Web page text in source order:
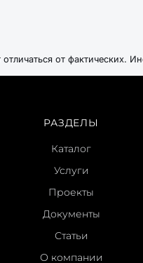
от фактических.
РАЗДЕЛЫ
Каталог
Услуги
Проекты
Документы
Статьи
О компании